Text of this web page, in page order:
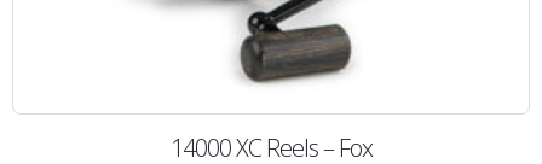
14000 XC Reels – Fox